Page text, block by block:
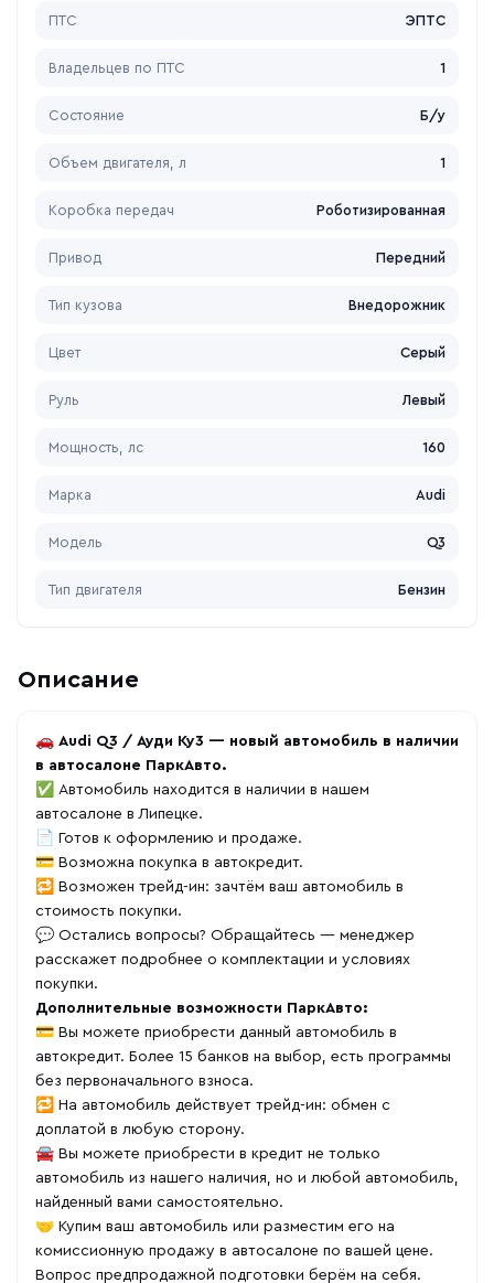
ПТС ЭПТС
Владельцев по ПТС 1
Состояние Б/у
Объем двигателя, л 1
Коробка передач Роботизированная
Привод Передний
Тип кузова Внедорожник
Цвет Серый
Руль Левый
Мощность, лс 160
Марка Audi
Модель Q3
Тип двигателя Бензин
Описание
🚗 Audi Q3 / Ауди Ку3 — новый автомобиль в наличии
в автосалоне ПаркАвто.
✅ Автомобиль находится в наличии в нашем
автосалоне в Липецке.
📄 Готов к оформлению и продаже.
💳 Возможна покупка в автокредит.
🔁 Возможен трейд-ин: зачтём ваш автомобиль в
стоимость покупки.
💬 Остались вопросы? Обращайтесь — менеджер
расскажет подробнее о комплектации и условиях
покупки.
Дополнительные возможности ПаркАвто:
💳 Вы можете приобрести данный автомобиль в
автокредит. Более 15 банков на выбор, есть программы
без первоначального взноса.
🔁 На автомобиль действует трейд-ин: обмен с
доплатой в любую сторону.
🚘 Вы можете приобрести в кредит не только
автомобиль из нашего наличия, но и любой автомобиль,
найденный вами самостоятельно.
🤝 Купим ваш автомобиль или разместим его на
комиссионную продажу в автосалоне по вашей цене.
Вопрос предпродажной подготовки берём на себя.